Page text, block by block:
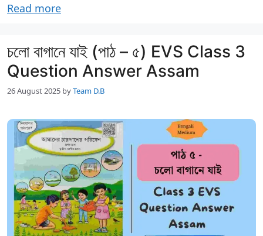
Read more
চলো বাগানে যাই (পাঠ – ৫) EVS Class 3
Question Answer Assam
26 August 2025 byTeam D.B